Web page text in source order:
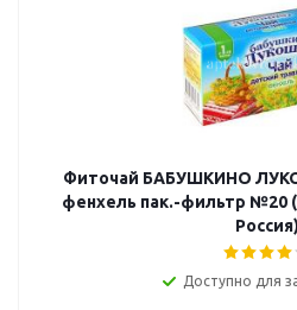
Фиточай БАБУШКИНО
фенхель пак.-фильтр №20
Россия)
Доступно для